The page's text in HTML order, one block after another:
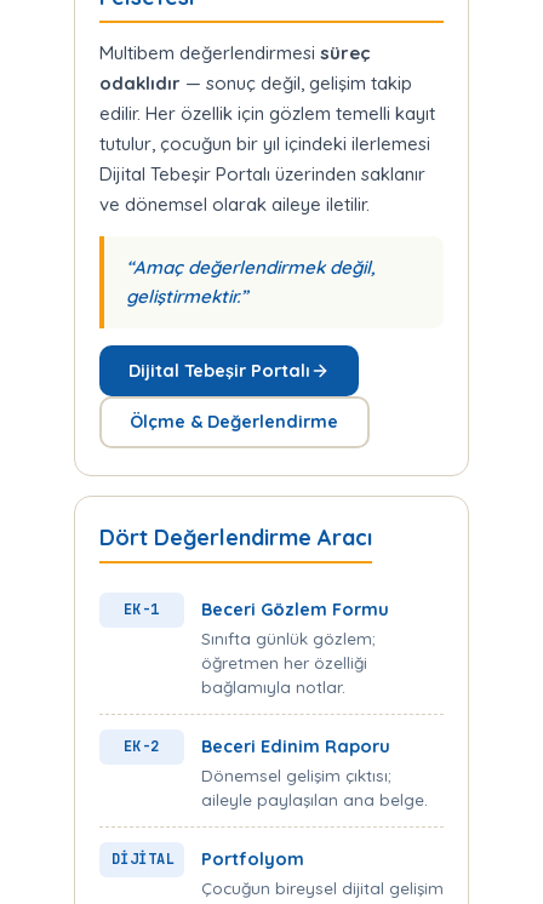
Multibem değerlendirmesi süreç
odaklıdır — sonuç değil, gelişim takip
edilir. Her özellik için gözlem temelli kayıt
tutulur, çocuğun bir yıl içindeki ilerlemesi
Dijital Tebeşir Portalı üzerinden saklanır
ve dönemsel olarak aileye iletilir.
“Amaç değerlendirmek değil,
geliştirmektir.”
Dijital Tebeşir Portalı
Ölçme & Değerlendirme
Dört Değerlendirme Aracı
EK-1 Beceri Gözlem Formu
Sınıfta günlük gözlem;
öğretmen her özelliği
bağlamıyla notlar.
EK-2 Beceri Edinim Raporu
Dönemsel gelişim çıktısı;
aileyle paylaşılan ana belge.
DİJİTAL Portfolyom
Çocuğun bireysel dijital gelişim